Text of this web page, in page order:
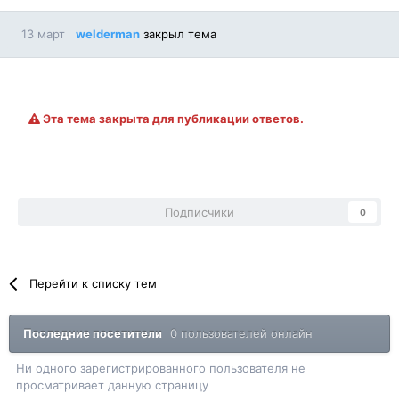
13 март welderman закрыл тема
Эта тема закрыта для публикации ответов.
Подписчики 0
Перейти к списку тем
Последние посетители 0 пользователей онлайн
Ни одного зарегистрированного пользователя не
просматривает данную страницу